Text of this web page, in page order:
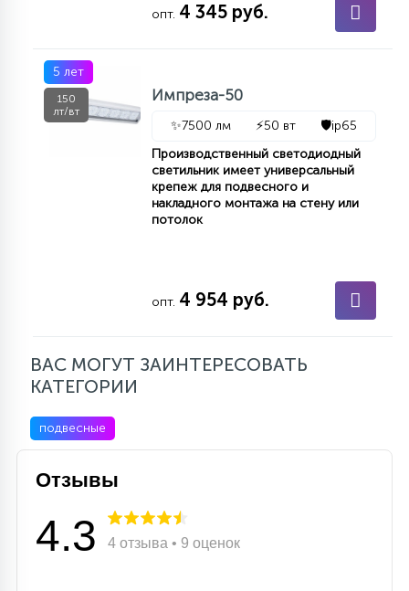
опт. 4 345 руб.
5 лет
150
лт/вт
Импреза-50
✨7500 лм ⚡50 вт 🛡️ip65
Производственный светодиодный
светильник имеет универсальный
крепеж для подвесного и
накладного монтажа на стену или
потолок
опт. 4 954 руб.
ВАС МОГУТ ЗАИНТЕРЕСОВАТЬ
КАТЕГОРИИ
подвесные
Отзывы
4.3 4 отзыва • 9 оценок